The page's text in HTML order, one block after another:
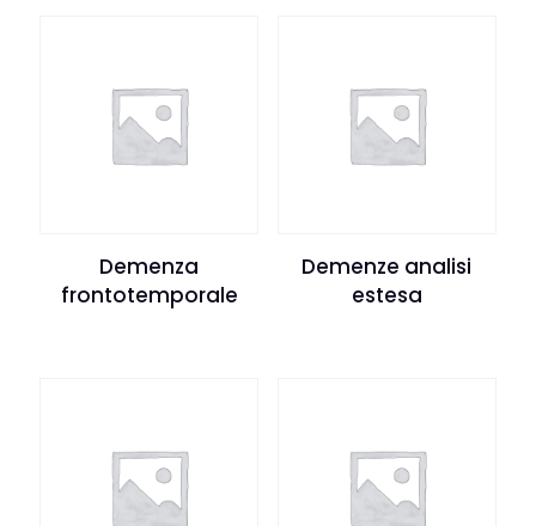
Demenza
frontotemporale
Demenze analisi
estesa